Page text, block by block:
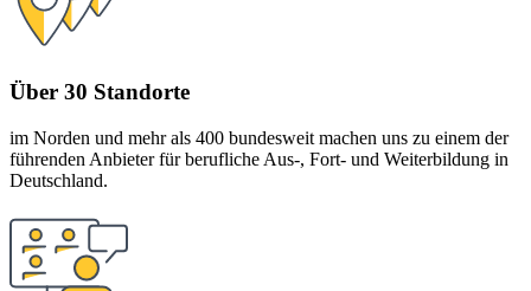
Über 30 Standorte
im Norden und mehr als 400 bundesweit machen uns zu einem der
führenden Anbieter für berufliche Aus-, Fort- und Weiterbildung in
Deutschland.